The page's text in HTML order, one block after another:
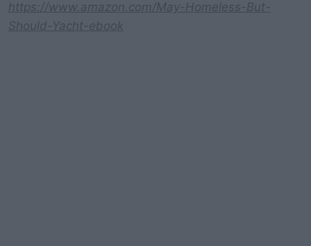
https://www.amazon.com/May-Homeless-But-
Should-Yacht-ebook